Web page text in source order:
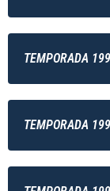
TEMPORADA
TEMPORADA